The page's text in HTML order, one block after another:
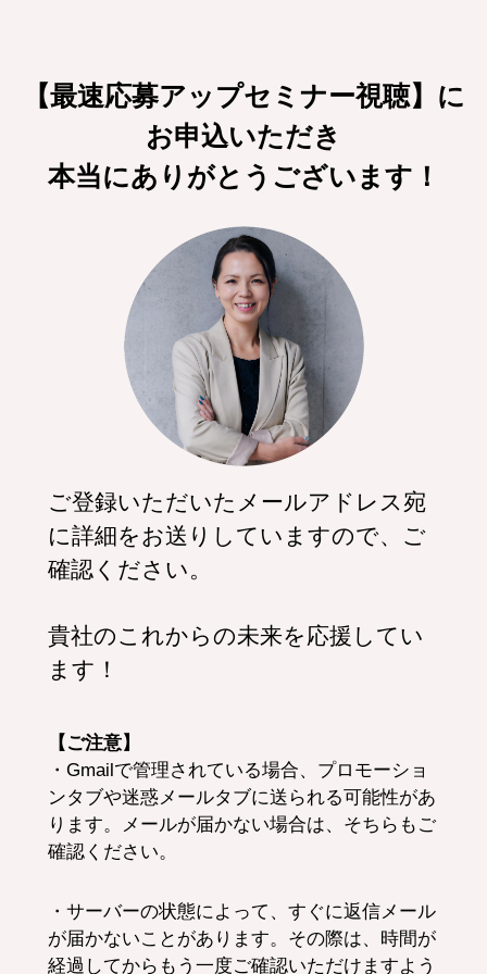
【最速応募アップセミナー視聴】に
お申込いただき
本当にありがとうございます！
ご登録いただいたメールアドレス宛
に詳細をお送りしていますので、ご
確認ください。
貴社のこれからの未来を応援してい
ます！
【ご注意】
・Gmailで管理されている場合、プロモーショ
ンタブや迷惑メールタブに送られる可能性があ
ります。メールが届かない場合は、そちらもご
確認ください。
・サーバーの状態によって、すぐに返信メール
が届かないことがあります。その際は、時間が
経過してからもう一度ご確認いただけますよう